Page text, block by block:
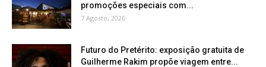
promoções especiais com...
7 Agosto, 2026
Futuro do Pretérito: exposição gratuita de
Guilherme Rakim propõe viagem entre...